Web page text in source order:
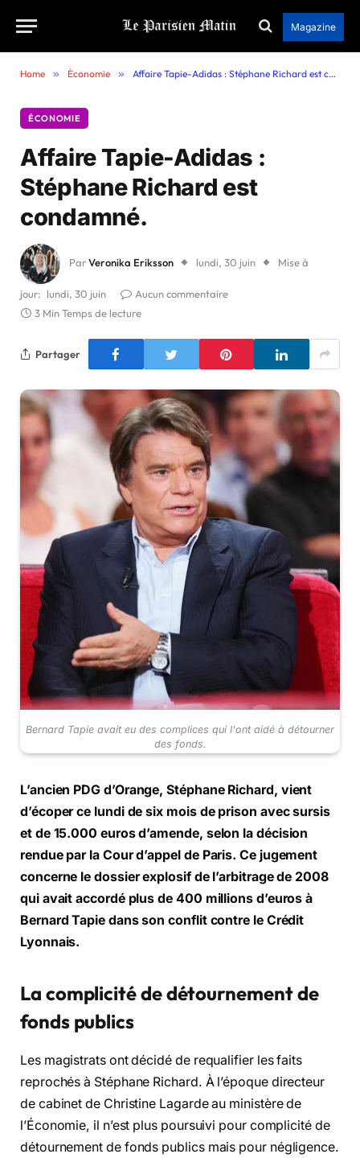
Magazine
Home » Économie » Affaire Tapie-Adidas : Stéphane Richard est condamné.
ÉCONOMIE
Affaire Tapie-Adidas :
Stéphane Richard est
condamné.
ParVeronika Eriksson lundi, 30 juin Mise à
jour: lundi, 30 juin
Aucun commentaire
3 Min Temps de lecture
Partager
Bernard Tapie avait eu des complices qui l'ont aidé à détourner
des fonds.
L’ancien PDG d’Orange, Stéphane Richard, vient
d’écoper ce lundi de six mois de prison avec sursis
et de 15.000 euros d’amende, selon la décision
rendue par la Cour d’appel de Paris. Ce jugement
concerne le dossier explosif de l’arbitrage de 2008
qui avait accordé plus de 400 millions d’euros à
Bernard Tapie dans son conflit contre le Crédit
Lyonnais.
La complicité de détournement de
fonds publics
Les magistrats ont décidé de requalifier les faits
reprochés à Stéphane Richard. À l’époque directeur
de cabinet de Christine Lagarde au ministère de
l’Économie, il n’est plus poursuivi pour complicité de
détournement de fonds publics mais pour négligence.